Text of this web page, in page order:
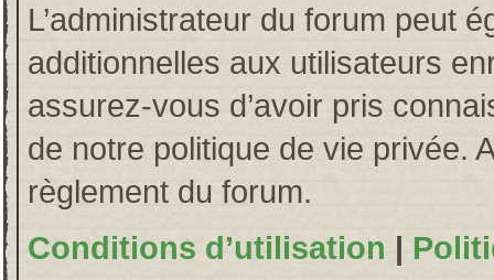
L’administrateur du forum peut
additionnelles aux utilisateurs
assurez-vous d’avoir pris
de notre politique de vie privée.
règlement du forum.
Conditions d’utilisation |